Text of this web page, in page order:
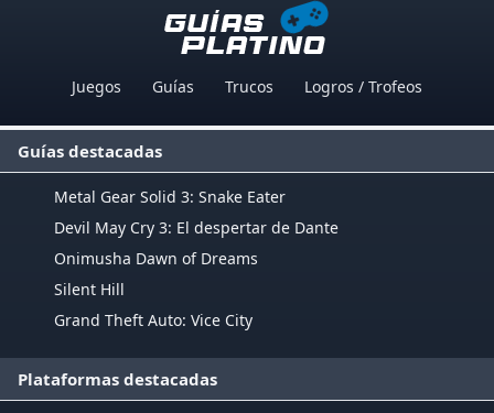
Juegos Guías Trucos Logros / Trofeos
Guías destacadas
Metal Gear Solid 3: Snake Eater
Devil May Cry 3: El despertar de Dante
Onimusha Dawn of Dreams
Silent Hill
Grand Theft Auto: Vice City
Plataformas destacadas